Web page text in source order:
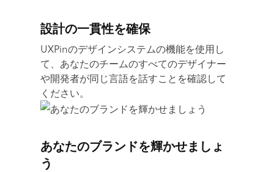
設計の一貫性を確保
UXPinのデザインシステムの機能を使用し
て、あなたのチームのすべてのデザイナー
や開発者が同じ言語を話すことを確認して
ください。
あなたのブランドを輝かせましょ
う